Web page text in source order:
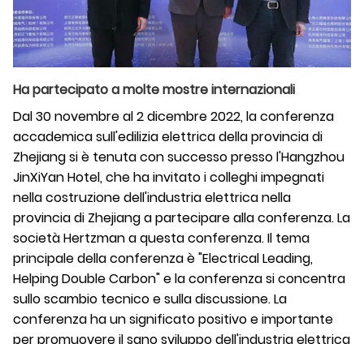
Ha partecipato a molte mostre internazionali
Dal 30 novembre al 2 dicembre 2022, la conferenza
accademica sull'edilizia elettrica della provincia di
Zhejiang si è tenuta con successo presso l'Hangzhou
JinXiYan Hotel, che ha invitato i colleghi impegnati
nella costruzione dell'industria elettrica nella
provincia di Zhejiang a partecipare alla conferenza. La
società Hertzman a questa conferenza. Il tema
principale della conferenza è "Electrical Leading,
Helping Double Carbon" e la conferenza si concentra
sullo scambio tecnico e sulla discussione. La
conferenza ha un significato positivo e importante
per promuovere il sano sviluppo dell'industria elettrica